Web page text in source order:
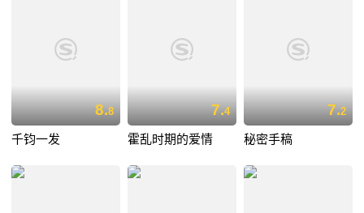
8.8
千钧一发
7.4
霍乱时期的爱情
7.2
秘密手稿